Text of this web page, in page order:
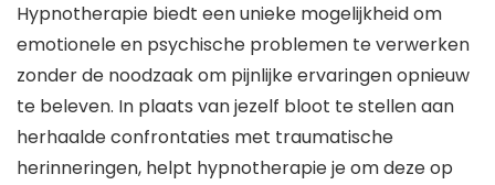
Hypnotherapie biedt een unieke mogelijkheid om
emotionele en psychische problemen te verwerken
zonder de noodzaak om pijnlijke ervaringen opnieuw
te beleven. In plaats van jezelf bloot te stellen aan
herhaalde confrontaties met traumatische
herinneringen, helpt hypnotherapie je om deze op